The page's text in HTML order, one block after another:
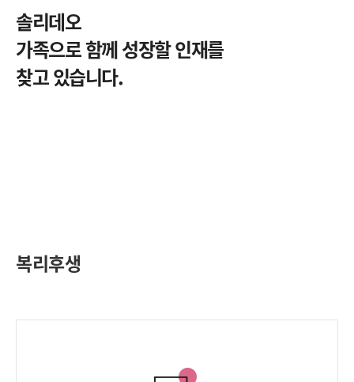
솔리데오
가족으로 함께 성장할 인재를
찾고 있습니다.
복리후생